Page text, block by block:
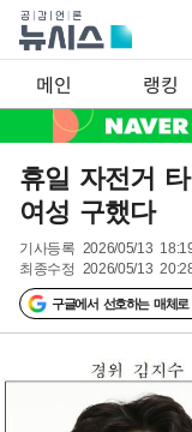
메인 랭킹
휴일 자전거
여성 구했다
기사등록 2026/05/13
최종수정 2026/05/13
구글에서 선호하는 매체로